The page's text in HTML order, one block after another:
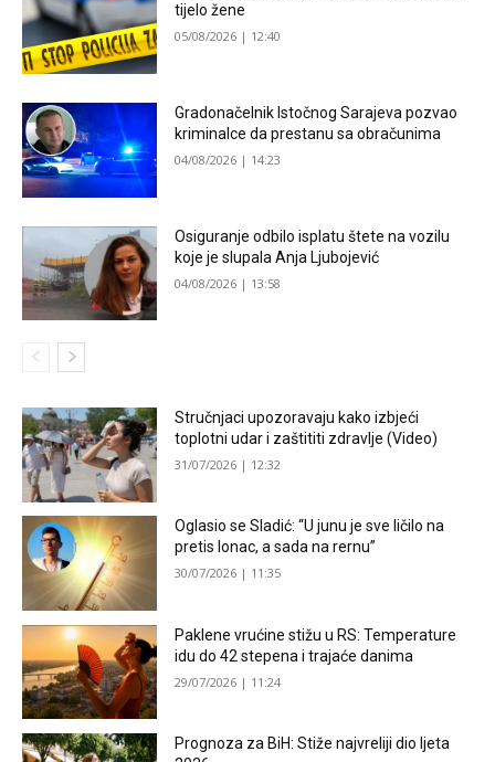
tijelo žene
05/08/2026 | 12:40
Gradonačelnik Istočnog Sarajeva pozvao
kriminalce da prestanu sa obračunima
04/08/2026 | 14:23
Osiguranje odbilo isplatu štete na vozilu
koje je slupala Anja Ljubojević
04/08/2026 | 13:58
Stručnjaci upozoravaju kako izbjeći
toplotni udar i zaštititi zdravlje (Video)
31/07/2026 | 12:32
Oglasio se Sladić: “U junu je sve ličilo na
pretis lonac, a sada na rernu”
30/07/2026 | 11:35
Paklene vrućine stižu u RS: Temperature
idu do 42 stepena i trajaće danima
29/07/2026 | 11:24
Prognoza za BiH: Stiže najvreliji dio ljeta